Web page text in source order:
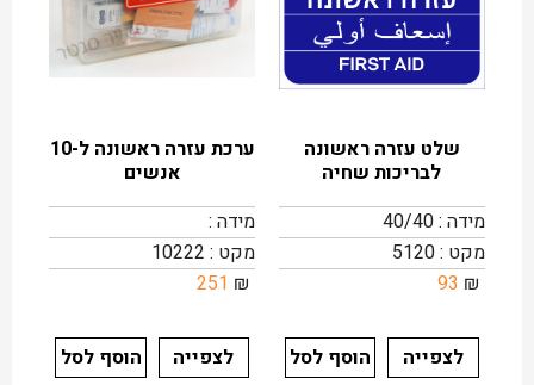
שלט עזרה ראשונה
לבריכות שחיה
מידה : 40/40
מקט : 5120
₪
93
לצפייה הוסף לסל
ערכת עזרה ראשונה ל-10
אנשים
מידה :
מקט : 10222
₪
251
לצפייה הוסף לסל